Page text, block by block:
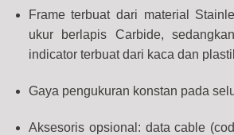
Frame terbuat dari material
ukur berlapis Carbide,
indicator terbuat dari kaca dan
Gaya pengukuran konstan pada
Aksesoris opsional: data cable